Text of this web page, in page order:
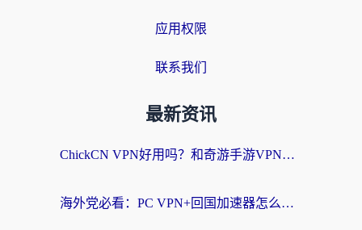
应用权限
联系我们
最新资讯
ChickCN VPN好用吗？和奇游手游VPN对比哪个回国效果更好？海外党亲测实用指南
海外党必看：PC VPN+回国加速器怎么选？无缝访问国内资源全攻略